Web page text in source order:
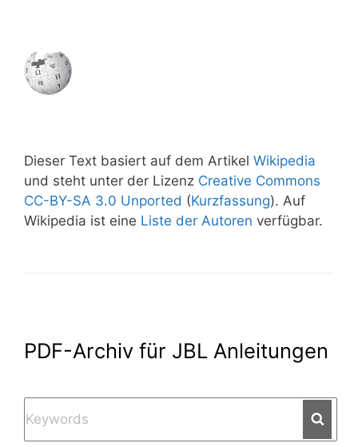
Dieser Text basiert auf dem Artikel Wikipedia
und steht unter der Lizenz Creative Commons
CC-BY-SA 3.0 Unported (Kurzfassung). Auf
Wikipedia ist eine Liste der Autoren verfügbar.
PDF-Archiv für JBL Anleitungen